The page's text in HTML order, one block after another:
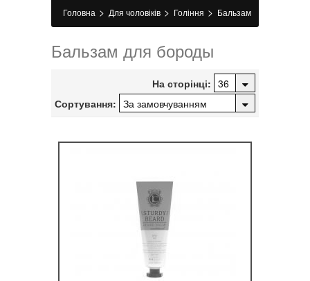
Головна > Для чоловіків > Гоління > Бальзам
Бальзам для бороды
На сторінці:
Сортування: